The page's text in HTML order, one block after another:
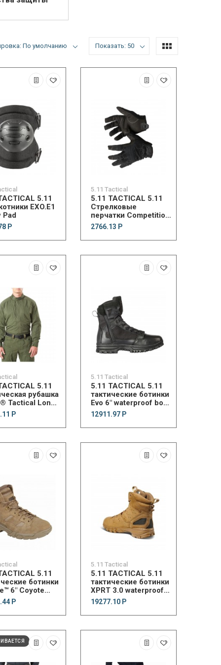
По умолчанию Показать: 50
5.11
EXO.E1
Pad
Р
5.11 Tactical
5.11 TACTICAL 5.11
Стрелковые
перчатки Competition
Shooting Glove
2766.13 Р
5.11
рубашка
Tactical Long
Shirt
Р
5.11 Tactical
5.11 TACTICAL 5.11
тактические ботинки
Evo 6" waterproof boot
with side zip
12911.97 Р
5.11
ботинки
6" Coyote
Р
5.11 Tactical
5.11 TACTICAL 5.11
тактические ботинки
XPRT 3.0 waterproof
6" boot
19277.10 Р